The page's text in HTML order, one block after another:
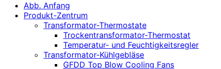
Abb. Anfang
Produkt-Zentrum
Transformator-Thermostate
Trockentransformator-Thermostat
Temperatur- und Feuchtigkeitsregler
Transformator-Kühlgebläse
GFDD Top Blow Cooling Fans